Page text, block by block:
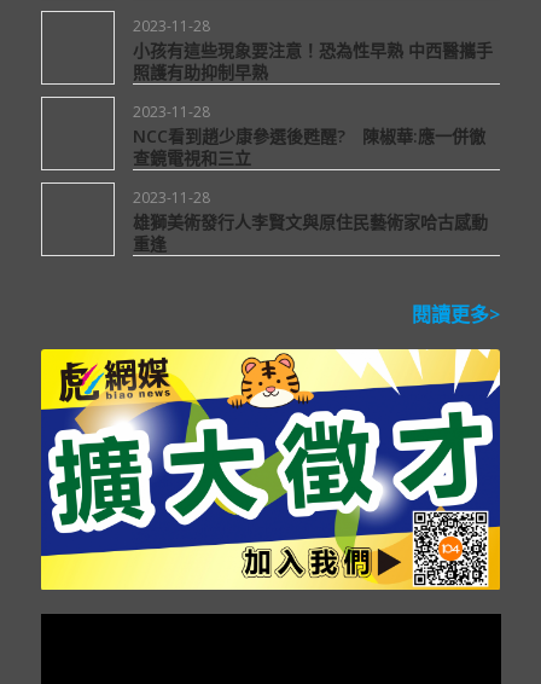
2023-11-28
小孩有這些現象要注意！恐為性早熟 中西醫攜手
照護有助抑制早熟
2023-11-28
NCC看到趙少康參選後甦醒? 陳椒華:應一併徹
查鏡電視和三立
2023-11-28
雄獅美術發行人李賢文與原住民藝術家哈古感動
重逢
閱讀更多>